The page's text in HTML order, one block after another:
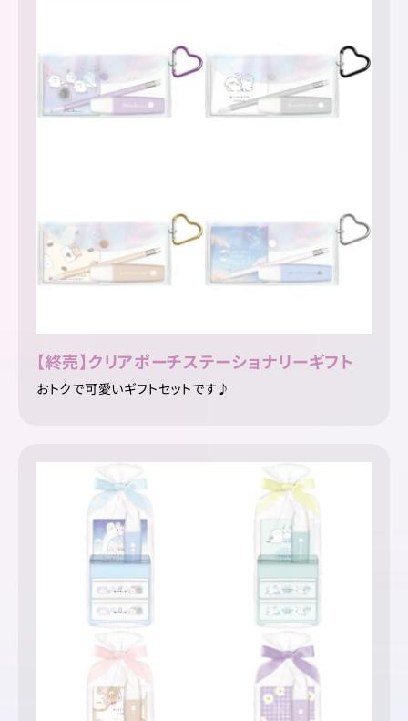
【終売】クリアポーチステーショナリーギフト
おトクで可愛いギフトセットです♪